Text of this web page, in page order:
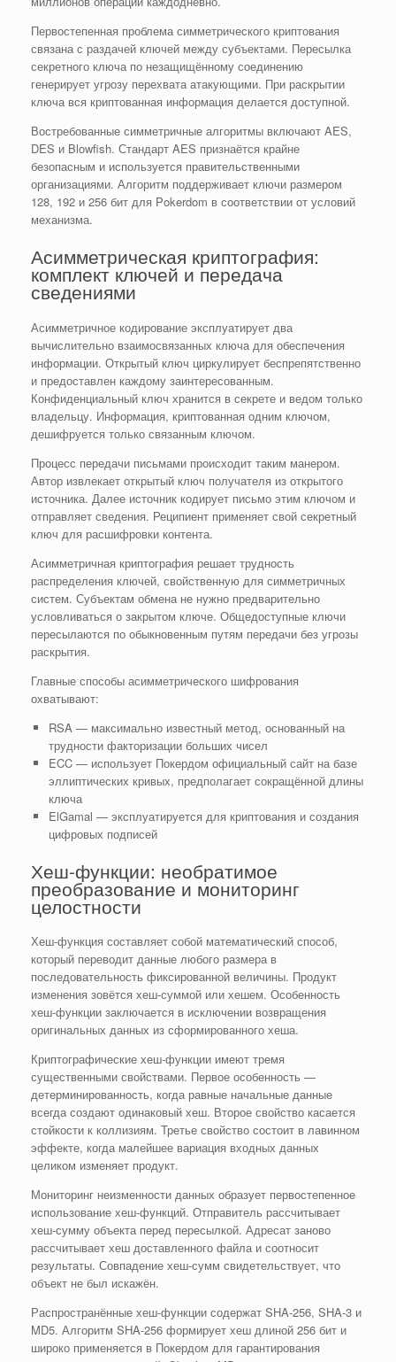
Первостепенная проблема симметрического криптования
связана с раздачей ключей между субъектами. Пересылка
секретного ключа по незащищённому соединению
генерирует угрозу перехвата атакующими. При раскрытии
ключа вся криптованная информация делается доступной.
Востребованные симметричные алгоритмы включают AES,
DES и Blowfish. Стандарт AES признаётся крайне
безопасным и используется правительственными
организациями. Алгоритм поддерживает ключи размером
128, 192 и 256 бит для Pokerdom в соответствии от условий
механизма.
Асимметрическая криптография:
комплект ключей и передача
сведениями
Асимметричное кодирование эксплуатирует два
вычислительно взаимосвязанных ключа для обеспечения
информации. Открытый ключ циркулирует беспрепятственно
и предоставлен каждому заинтересованным.
Конфиденциальный ключ хранится в секрете и ведом только
владельцу. Информация, криптованная одним ключом,
дешифруется только связанным ключом.
Процесс передачи письмами происходит таким манером.
Автор извлекает открытый ключ получателя из открытого
источника. Далее источник кодирует письмо этим ключом и
отправляет сведения. Реципиент применяет свой секретный
ключ для расшифровки контента.
Асимметричная криптография решает трудность
распределения ключей, свойственную для симметричных
систем. Субъектам обмена не нужно предварительно
условливаться о закрытом ключе. Общедоступные ключи
пересылаются по обыкновенным путям передачи без угрозы
раскрытия.
Главные способы асимметрического шифрования
охватывают:
RSA — максимально известный метод, основанный на
трудности факторизации больших чисел
ECC — использует Покердом официальный сайт на базе
эллиптических кривых, предполагает сокращённой длины
ключа
ElGamal — эксплуатируется для криптования и создания
цифровых подписей
Хеш-функции: необратимое
преобразование и мониторинг
целостности
Хеш-функция составляет собой математический способ,
который переводит данные любого размера в
последовательность фиксированной величины. Продукт
изменения зовётся хеш-суммой или хешем. Особенность
хеш-функции заключается в исключении возвращения
оригинальных данных из сформированного хеша.
Криптографические хеш-функции имеют тремя
существенными свойствами. Первое особенность —
детерминированность, когда равные начальные данные
всегда создают одинаковый хеш. Второе свойство касается
стойкости к коллизиям. Третье свойство состоит в лавинном
эффекте, когда малейшее вариация входных данных
целиком изменяет продукт.
Мониторинг неизменности данных образует первостепенное
использование хеш-функций. Отправитель рассчитывает
хеш-сумму объекта перед пересылкой. Адресат заново
рассчитывает хеш доставленного файла и соотносит
результаты. Совпадение хеш-сумм свидетельствует, что
объект не был искажён.
Распространённые хеш-функции содержат SHA-256, SHA-3 и
MD5. Алгоритм SHA-256 формирует хеш длиной 256 бит и
широко применяется в Покердом для гарантирования